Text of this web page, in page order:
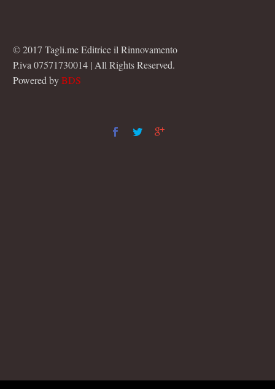
© 2017 Tagli.me Editrice il Rinnovamento
P.iva 07571730014 | All Rights Reserved.
Powered byBDS